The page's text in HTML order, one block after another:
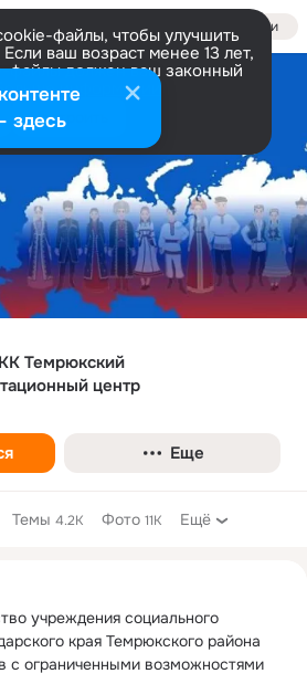
Войти
файлы, чтобы улучшить
ваш возраст менее 13 лет,
файлы должен ваш законный
Больше информации
Настроить
Темрюкский
центр
Еще
Темы 4.2K Фото 11K Ещё
учреждения социального
края Темрюкского района
с ограниченными возможностями
здесь